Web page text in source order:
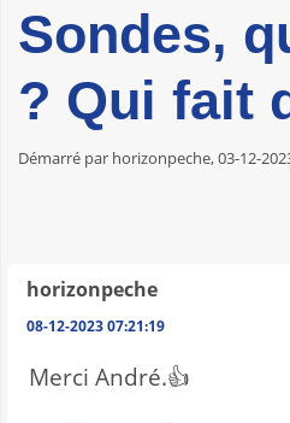
Sondes,
? Qui fait
Démarré par horizonpeche, 03-12-
horizonpeche
08-12-2023 07:21:19
Merci André.👍